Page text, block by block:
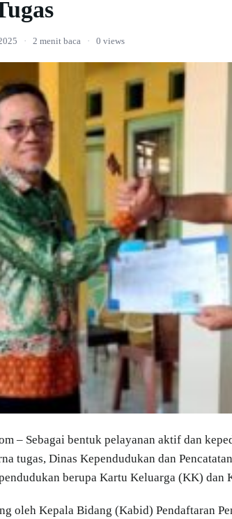
· 2 menit baca · 0 views
– Sebagai bentuk pelayanan aktif dan
tugas, Dinas Kependudukan dan
berupa Kartu Keluarga (KK) dan
oleh Kepala Bidang (Kabid) Pendaftaran